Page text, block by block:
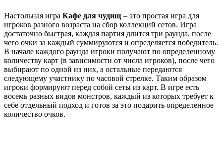
Настольная игра Кафе для чудищ – это простая игра для
игроков разного возраста на сбор коллекций сетов. Игра
достаточно быстрая, каждая партия длится три раунда, после
чего очки за каждый суммируются и определяется победитель.
В начале каждого раунда игроки получают по определенному
количеству карт (в зависимости от числа игроков), после чего
выбирают по одной из них, а остальные передаются
следующему участнику по часовой стрелке. Таким образом
игроки формируют перед собой сеты из карт. В игре есть
восемь разных видов монстров, каждый из которых требует к
себе отдельный подход и готов за это подарить определенное
количество очков.